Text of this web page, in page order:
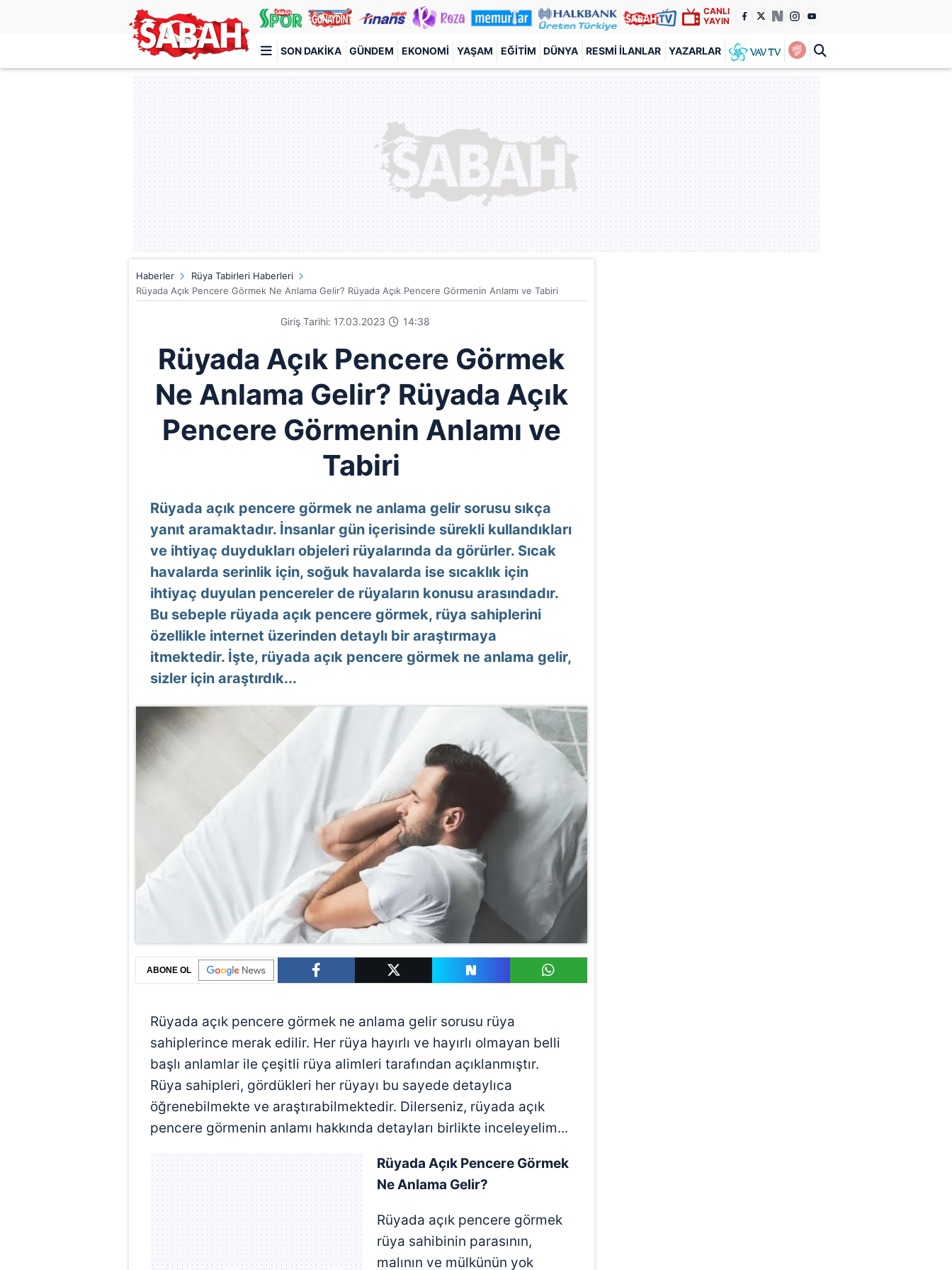
CANLI
YAYIN
SON DAKIKA GÜNDEM EKONOMI YAŞAM EĞITIM DÜNYA RESMI İLANLAR YAZARLAR
Türkiye'nin en iyi haber sitesi
Haberler
Rüya Tabirleri Haberleri
Rüyada Açık Pencere Görmek Ne Anlama Gelir? Rüyada Açık Pencere Görmenin Anlamı ve Tabiri
Giriş Tarihi: 17.03.2023 14:38
Rüyada Açık Pencere Görmek
Ne Anlama Gelir? Rüyada Açık
Pencere Görmenin Anlamı ve
Tabiri
Rüyada açık pencere görmek ne anlama gelir sorusu sıkça
yanıt aramaktadır. İnsanlar gün içerisinde sürekli kullandıkları
ve ihtiyaç duydukları objeleri rüyalarında da görürler. Sıcak
havalarda serinlik için, soğuk havalarda ise sıcaklık için
ihtiyaç duyulan pencereler de rüyaların konusu arasındadır.
Bu sebeple rüyada açık pencere görmek, rüya sahiplerini
özellikle internet üzerinden detaylı bir araştırmaya
itmektedir. İşte, rüyada açık pencere görmek ne anlama gelir,
sizler için araştırdık...
ABONE OL
Rüyada açık pencere görmek ne anlama gelir sorusu rüya
sahiplerince merak edilir. Her rüya hayırlı ve hayırlı olmayan belli
başlı anlamlar ile çeşitli rüya alimleri tarafından açıklanmıştır.
Rüya sahipleri, gördükleri her rüyayı bu sayede detaylıca
öğrenebilmekte ve araştırabilmektedir. Dilerseniz, rüyada açık
pencere görmenin anlamı hakkında detayları birlikte inceleyelim...
Rüyada Açık Pencere Görmek
Ne Anlama Gelir?
Rüyada açık pencere görmek
rüya sahibinin parasının,
malının ve mülkünün yok